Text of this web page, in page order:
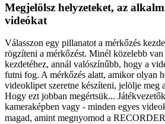
Megjelölsz helyzeteket, az
videókat
Válasszon egy pillanatot a mérkőzés
rögzíteni a mérkőzést. Minél közelebb van
kezdetéhez, annál valószínűbb, hogy a
futni fog. A mérkőzés alatt, amikor olyan
videoklipet szeretne készíteni, jelölje meg
Hogy ezt jobban megértsük...
kameraképben vagy - minden egyes
magad, amint megnyomod a